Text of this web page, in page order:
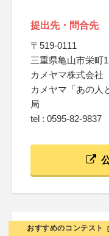
提出先・問合先
〒519-0111
三重県亀山市栄町
カメヤマ株式会社
カメヤマ「あの人
局
tel : 0595-82-9837
おすすめのコンテスト